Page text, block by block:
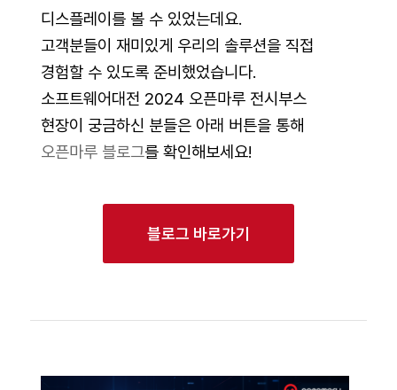
디스플레이를 볼 수 있었는데요.
고객분들이 재미있게 우리의 솔루션을 직접
경험할 수 있도록 준비했었습니다.
소프트웨어대전 2024 오픈마루 전시부스
현장이 궁금하신 분들은 아래 버튼을 통해
오픈마루 블로그를 확인해보세요!
블로그 바로가기